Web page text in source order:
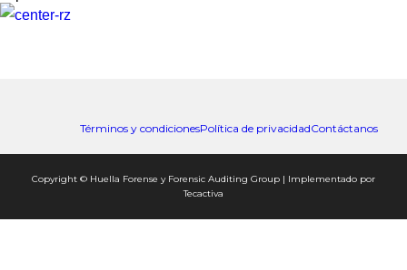
Términos y condicionesPolítica de privacidadContáctanos
Copyright © Huella Forense y Forensic Auditing Group | Implementado por
Tecactiva